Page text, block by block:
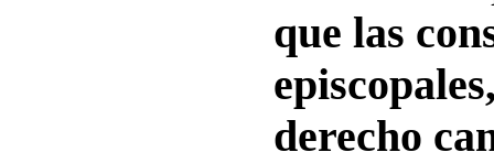
que las
derecho